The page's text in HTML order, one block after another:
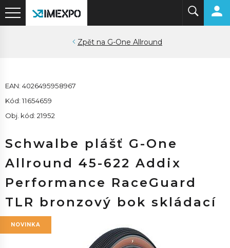
G-One Allround
EAN: 4026495958967
Kód: 11654659
Obj. kód: 21952
Schwalbe plášť G-One
Allround 45-622 Addix
Performance RaceGuard
TLR bronzový bok skládací
NOVINKA